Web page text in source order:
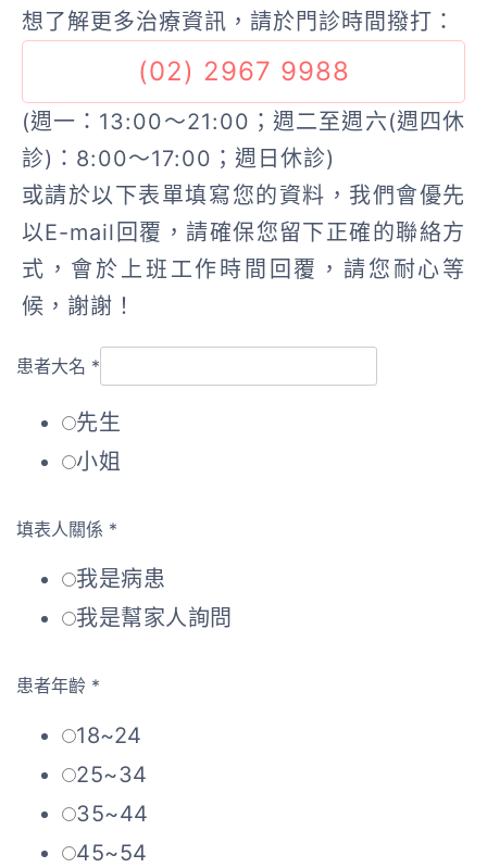
想了解更多治療資訊，請於門診時間撥打：
(02) 2967 9988
(週一：13:00～21:00；週二至週六(週四休
診)：8:00～17:00；週日休診)
或請於以下表單填寫您的資料，我們會優先
以E-mail回覆，請確保您留下正確的聯絡方
式，會於上班工作時間回覆，請您耐心等
候，謝謝！
患者大名 *
先生
小姐
填表人關係 *
我是病患
我是幫家人詢問
患者年齡 *
18~24
25~34
35~44
45~54